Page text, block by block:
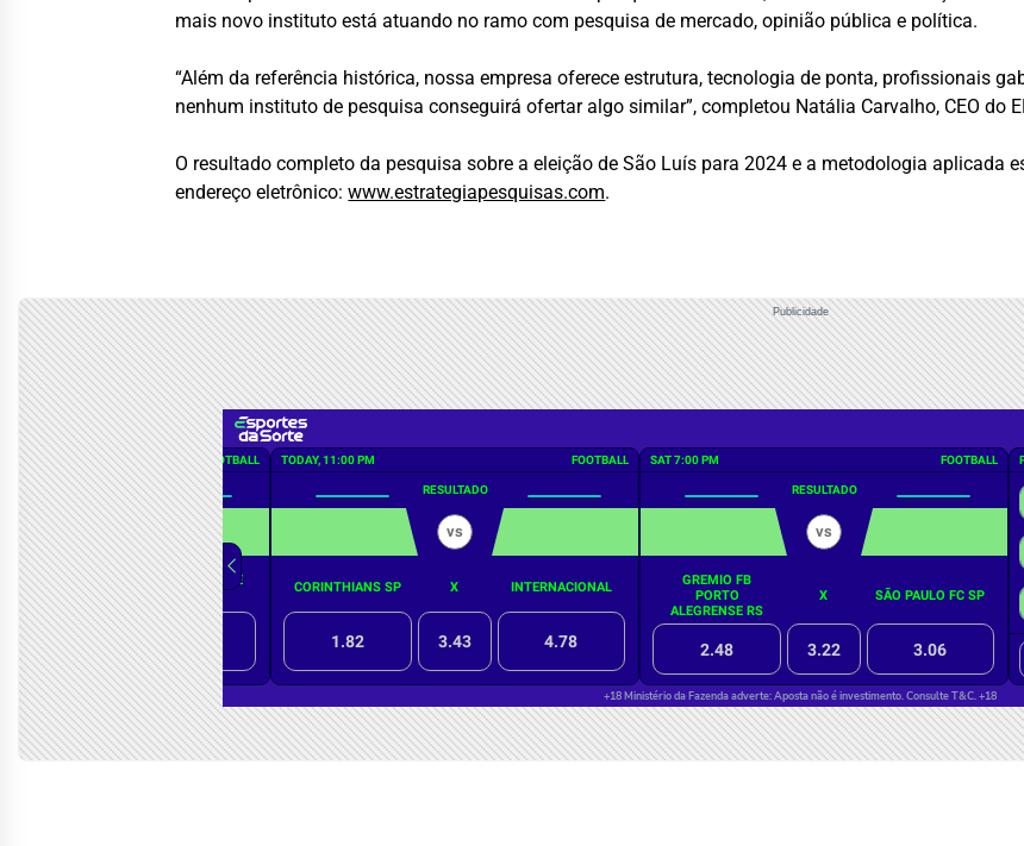
mais novo instituto está atuando no ramo com pesquisa de mercado, opinião pública e política.
“Além da referência histórica, nossa empresa oferece estrutura, tecnologia de ponta, profissionais
nenhum instituto de pesquisa conseguirá ofertar algo similar”, completou Natália Carvalho, CEO do
O resultado completo da pesquisa sobre a eleição de São Luís para 2024 e a metodologia aplicada
endereço eletrônico:www.estrategiapesquisas.com.
Publicidade